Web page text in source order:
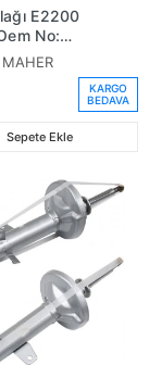
E2200
No:
MAHER
KARGO
BEDAVA
Sepete Ekle